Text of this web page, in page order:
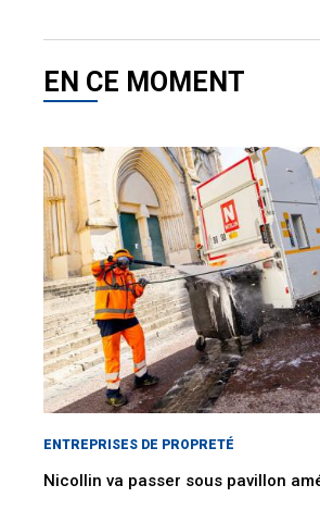
EN CE MOMENT
ENTREPRISES DE PROPRETÉ
Nicollin va passer sous pavillon